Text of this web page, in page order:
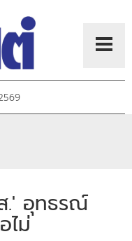
.' อุทธรณ์
ไม่